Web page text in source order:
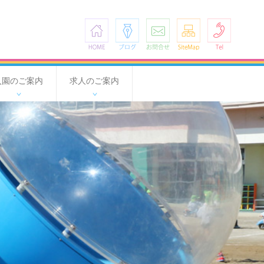
HOME ブログ お問合せ SiteMap
園のご案内 求人のご案内